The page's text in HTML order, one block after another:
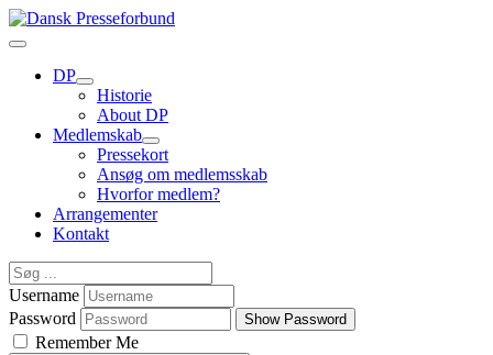
DP
Historie
About DP
Medlemskab
Pressekort
Ansøg om medlemsskab
Hvorfor medlem?
Arrangementer
Kontakt
Username
Password
Show Password
Remember Me